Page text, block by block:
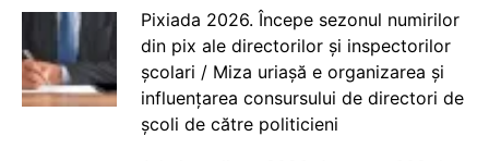
Pixiada 2026. Începe sezonul numirilor
din pix ale directorilor și inspectorilor
școlari / Miza uriașă e organizarea și
influențarea consursului de directori de
școli de către politicieni